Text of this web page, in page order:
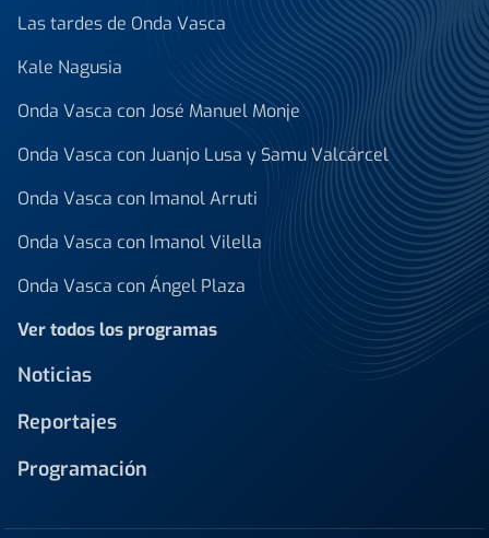
Las tardes de Onda Vasca
Kale Nagusia
Onda Vasca con José Manuel Monje
Onda Vasca con Juanjo Lusa y Samu Valcárcel
Onda Vasca con Imanol Arruti
Onda Vasca con Imanol Vilella
Onda Vasca con Ángel Plaza
Ver todos los programas
Noticias
Reportajes
Programación